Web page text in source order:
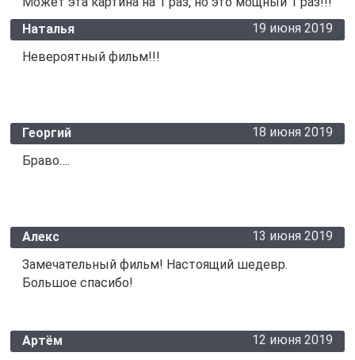
Наталья
19 июня 2019
Невероятный фильм!!!
Георгий
18 июня 2019
Браво….
Алекс
13 июня 2019
Замечательный фильм! Настоящий шедевр.
Большое спасибо!
Артём
12 июня 2019